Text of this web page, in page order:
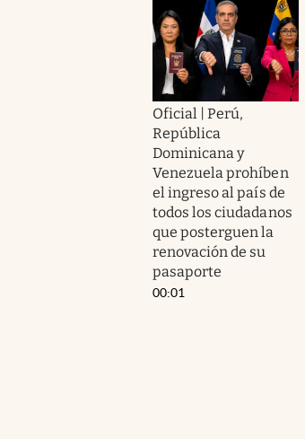
Oficial | Perú,
República
Dominicana y
Venezuela prohíben
el ingreso al país de
todos los ciudadanos
que posterguen la
renovación de su
pasaporte
00:01